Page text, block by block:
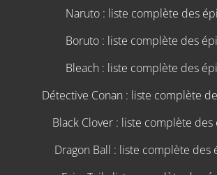
Naruto : liste complète des
Boruto : liste complète des
Bleach : liste complète des
Détective Conan : liste complète
Black Clover : liste complète des
Dragon Ball : liste complète des